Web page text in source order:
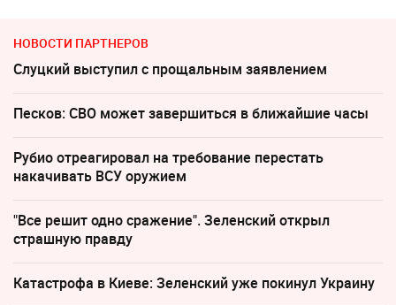
НОВОСТИ ПАРТНЕРОВ
Слуцкий выступил с прощальным заявлением
Песков: СВО может завершиться в ближайшие часы
Рубио отреагировал на требование перестать
накачивать ВСУ оружием
"Все решит одно сражение". Зеленский открыл
страшную правду
Катастрофа в Киеве: Зеленский уже покинул Украину